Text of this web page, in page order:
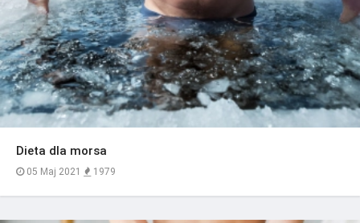
Dieta dla morsa
05 Maj 2021 1979